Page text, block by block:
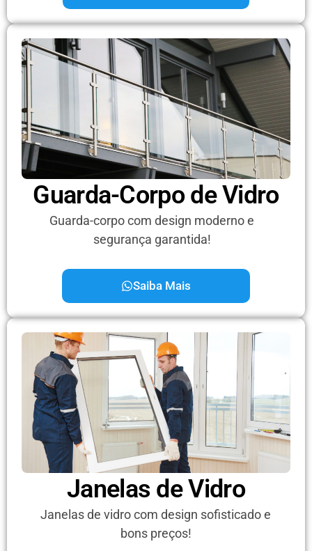
Guarda-Corpo de Vidro
Guarda-corpo com design moderno e
segurança garantida!
Saiba Mais
Janelas de Vidro
Janelas de vidro com design sofisticado e
bons preços!